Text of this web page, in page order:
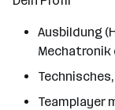
Ausbildung
Mechatronik
Teamplayer